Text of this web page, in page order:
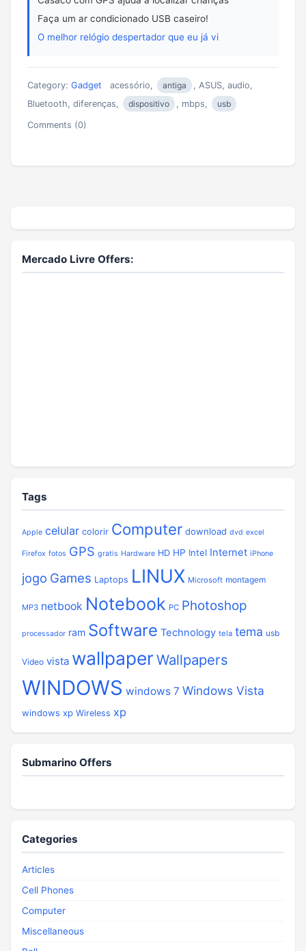
Faça um ar condicionado USB caseiro!
O melhor relógio despertador que eu já vi
Category: Gadget acessório, antiga
, ASUS, audio,
Bluetooth, diferenças,
dispositivo , mbps, usb
Comments (0)
Mercado Livre Offers:
Tags
Apple celular colorir Computer download dvd excel
Firefox fotos GPS gratis Hardware HD HP Intel Internet iPhone
jogo Games Laptops LINUX Microsoft montagem
MP3 netbook Notebook PC Photoshop
processador ram Software Technology tela tema usb
Video vista wallpaperWallpapers
WINDOWS windows 7 Windows Vista
windows xp Wireless xp
Submarino Offers
Categories
Articles
Cell Phones
Computer
Miscellaneous